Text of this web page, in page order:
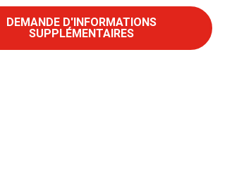
DEMANDE D'INFORMATIONS
SUPPLÉMENTAIRES